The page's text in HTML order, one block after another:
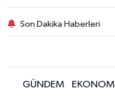
Son Dakika Haberleri
GÜNDEM EKONOMİ